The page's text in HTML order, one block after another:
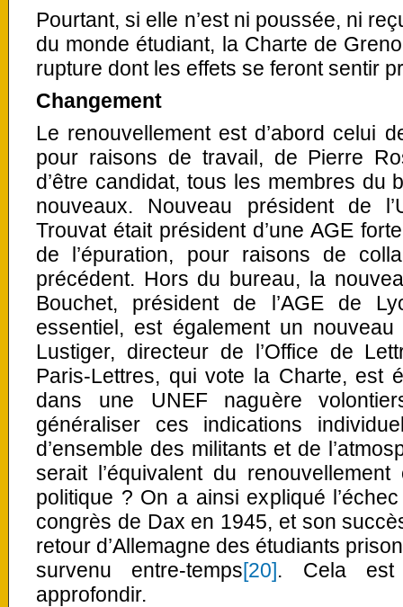
Pourtant, si elle n’est ni poussée, ni
du monde étudiant, la Charte de
rupture dont les effets se feront sentir
Changement
Le renouvellement est d’abord celui
pour raisons de travail, de Pierre
d’être candidat, tous les membres du
nouveaux. Nouveau président de
Trouvat était président d’une AGE
de l’épuration, pour raisons de
précédent. Hors du bureau, la
Bouchet, président de l’AGE de
essentiel, est également un nouveau
Lustiger, directeur de l’Office de
Paris-Lettres, qui vote la Charte, est
dans une UNEF naguère
généraliser ces indications
d’ensemble des militants et de
serait l’équivalent du
politique ? On a ainsi expliqué
congrès de Dax en 1945, et son
retour d’Allemagne des étudiants
survenu entre-temps[20]. Cela est
approfondir.